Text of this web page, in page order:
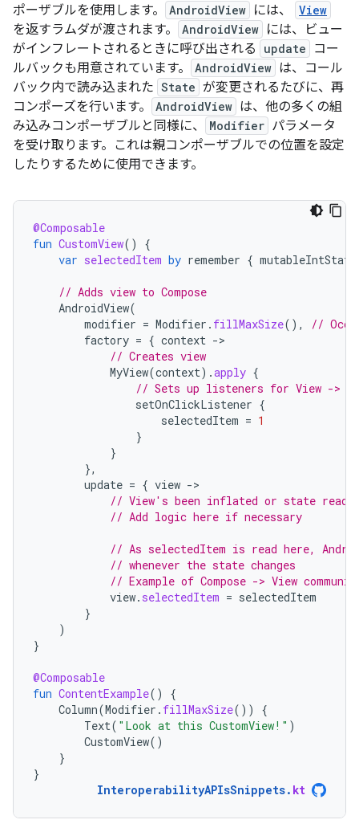
ポーザブルを使用します。
AndroidView には、 View
を返すラムダが渡されます。 AndroidView には、ビュー
がインフレートされるときに呼び出される
update
コー
ルバックも用意されています。
AndroidView は、コール
バック内で読み込まれた State が変更されるたびに、再
コンポーズを行います。
AndroidView は、他の多くの組
み込みコンポーザブルと同様に、
Modifier パラメータ
を受け取ります。これは親コンポーザブルでの位置を設定
したりするために使用できます。
@Composable
fun CustomView()
{
var selectedItem by remember {
// Adds view to Compose
AndroidView(
modifier = Modifier . fillMaxSize(),
//
factory = { context -
// Creates view
MyView(context).apply {
// Sets up listeners for View ->
setOnClickListener {
selectedItem = 1
}
}
},
update = { view -
// View's been inflated or state read
// Add logic here if necessary
// As selectedItem is read here,
// whenever the state changes
// Example of Compose -> View
view. selectedItem = selectedItem
}
)
}
@Composable
fun ContentExample()
{
Column(Modifier . fillMaxSize())
{
Text( "Look at this CustomView!" )
CustomView()
}
}
InteroperabilityAPIsSnippets. kt